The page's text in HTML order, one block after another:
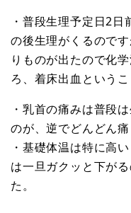
・普段生理予定日2
の後生理がくるので
りものが出たので化
ろ、着床出血という
・乳首の痛みは普段
のが、逆でどんどん痛
・基礎体温は特に高
は一旦ガクッと下が
た。